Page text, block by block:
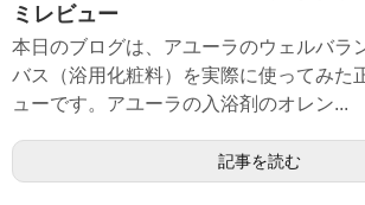
ミレビュー
本日のブログは、アユーラのウェルバラ
バス（浴用化粧料）を実際に使ってみた
ューです。アユーラの入浴剤のオレン...
記事を読む